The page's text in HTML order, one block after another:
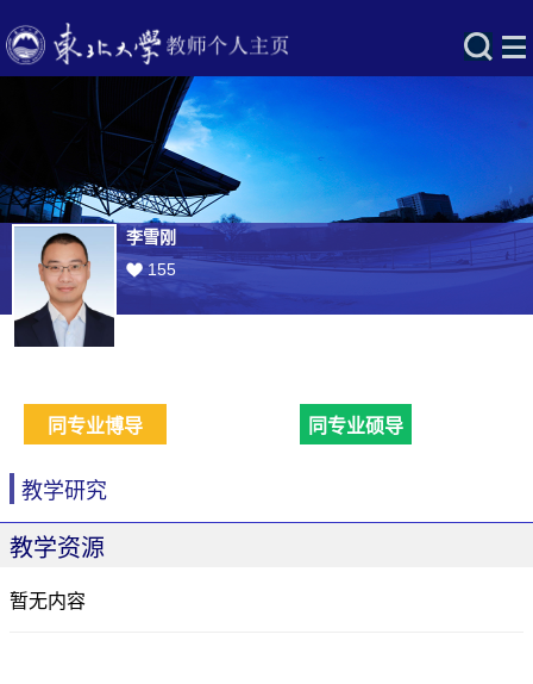
李雪刚
155
同专业博导 同专业硕导
教学研究
教学资源
暂无内容